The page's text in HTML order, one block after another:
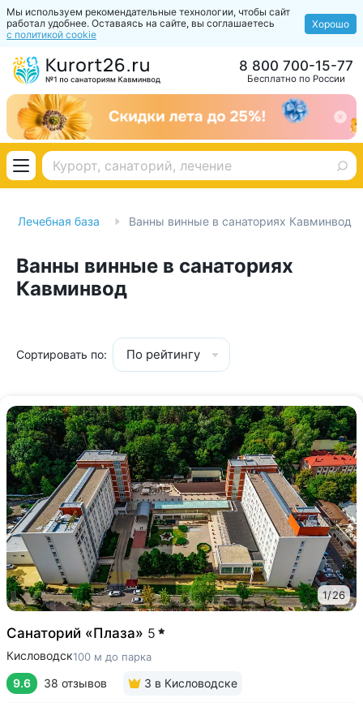
Мы используем рекомендательные технологии, чтобы сайт
работал удобнее. Оставаясь на сайте, вы соглашаетесь
с политикой cookie
Хорошо
Бесплатно по России
8 800 700-15-77
Лечебная база Ванны винные в санаториях Кавминвод
Ванны винные в санаториях
Кавминвод
Сортировать по: По рейтингу
1/26
Санаторий «Плаза» 5
Кисловодск100 м до парка
9.6 38 отзывов 3 в Кисловодске